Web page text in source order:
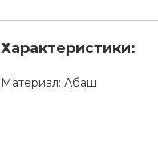
Характеристики:
Материал:Абаш